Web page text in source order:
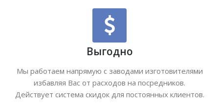
Выгодно
Мы работаем напрямую с заводами изготовителями
избавляя Вас от расходов на посредников.
Действует система скидок для постоянных клиентов.